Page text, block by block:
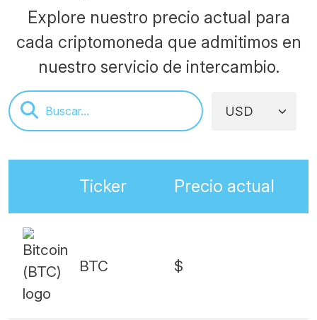
Explore nuestro precio actual para
cada criptomoneda que admitimos en
nuestro servicio de intercambio.
Ticker Precio actual
BTC $